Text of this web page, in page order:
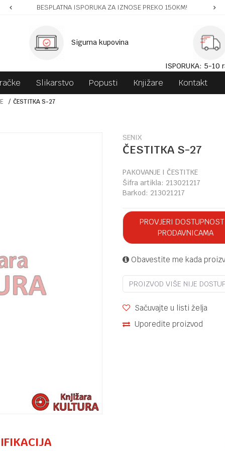
BESPLATNA ISPORUKA ZA IZNOSE PREKO 150KM!
Sigurna kupovina
ISPORUKA: 5-10
Slikarstvo Popusti Knjižare Kontakt
ČESTITKA S-27
SENIX
ČESTITKA S-27
PAKOVANJE I ČESTITKE
Šifra artikla: 213021217
Barkod: 213021217
PROVJERI
PRODAVNICAMA
Obavestite me kada
PROIZVOD VIŠE NIJE
Sačuvajte u listi želja
Uporedite proizvod